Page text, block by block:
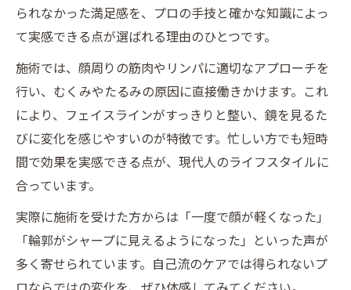
られなかった満足感を、プロの手技と確かな知識によっ
て実感できる点が選ばれる理由のひとつです。
施術では、顔周りの筋肉やリンパに適切なアプローチを
行い、むくみやたるみの原因に直接働きかけます。これ
により、フェイスラインがすっきりと整い、鏡を見るた
びに変化を感じやすいのが特徴です。忙しい方でも短時
間で効果を実感できる点が、現代人のライフスタイルに
合っています。
実際に施術を受けた方からは「一度で顔が軽くなった」
「輪郭がシャープに見えるようになった」といった声が
多く寄せられています。自己流のケアでは得られないプ